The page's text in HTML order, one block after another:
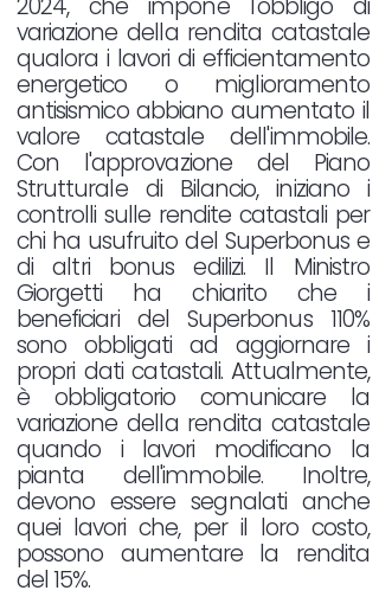
2024, che impone l'obbligo di
variazione della rendita catastale
qualora i lavori di efficientamento
energetico o miglioramento
antisismico abbiano aumentato il
valore catastale dell'immobile.
Con l'approvazione del Piano
Strutturale di Bilancio, iniziano i
controlli sulle rendite catastali per
chi ha usufruito del Superbonus e
di altri bonus edilizi. Il Ministro
Giorgetti ha chiarito che i
beneficiari del Superbonus 110%
sono obbligati ad aggiornare i
propri dati catastali. Attualmente,
è obbligatorio comunicare la
variazione della rendita catastale
quando i lavori modificano la
pianta dell'immobile. Inoltre,
devono essere segnalati anche
quei lavori che, per il loro costo,
possono aumentare la rendita
del 15%.